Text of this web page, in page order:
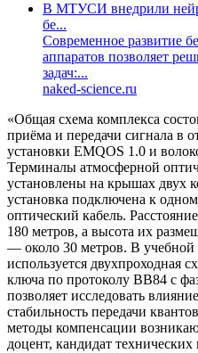
В МТУСИ внедрили
бе...
Современное развитие
аппаратов позволяет
задач:...
naked-science.ru
«Общая схема комплекса
приёма и передачи сигнала в
установки EMQOS 1.0 и
Терминалы атмосферной
установлены на крышах двух
установка подключена к
оптический кабель.
180 метров, а высота их
— около 30 метров. В учебной
используется двухпроходная
ключа по протоколу BB84 с
позволяет исследовать
стабильность передачи
методы компенсации
доцент, кандидат